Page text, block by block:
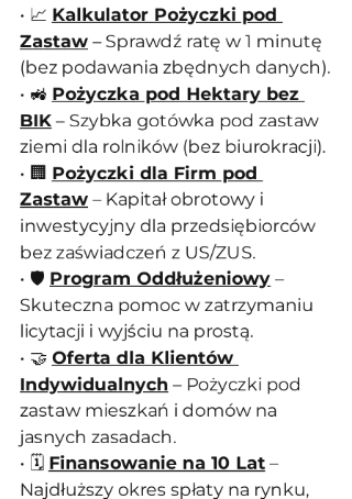
• 📈 Kalkulator Pożyczki pod
Zastaw – Sprawdź ratę w 1 minutę
(bez podawania zbędnych danych).
• 🚜 Pożyczka pod Hektary bez
BIK – Szybka gotówka pod zastaw
ziemi dla rolników (bez biurokracji).
• 🏢 Pożyczki dla Firm pod
Zastaw – Kapitał obrotowy i
inwestycyjny dla przedsiębiorców
bez zaświadczeń z US/ZUS.
• 🛡️ Program Oddłużeniowy –
Skuteczna pomoc w zatrzymaniu
licytacji i wyjściu na prostą.
• 🤝 Oferta dla Klientów
Indywidualnych – Pożyczki pod
zastaw mieszkań i domów na
jasnych zasadach.
• 🗓️ Finansowanie na 10 Lat –
Najdłuższy okres spłaty na rynku,